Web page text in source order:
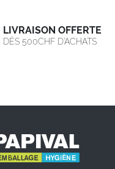
LIVRAISON OFFERTE
DÈS 500CHF D’ACHATS